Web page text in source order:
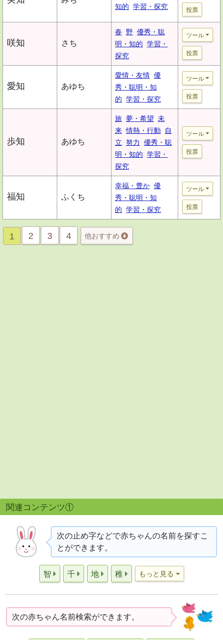
知的 学習・探究 投票
咲知 さち
春 野 優秀・聡
明・知的 学習・
探究
ツール
投票
愛知 あゆち
愛情・友情 優
秀・聡明・知
的 学習・探究
ツール
投票
歩知 あゆち
旅 夢・希望 未
来 情熱・行動
自
立 努力
優秀・聡
明・知的 学習・
探究
ツール
投票
福知 ふくち
幸福・豊か 優
秀・聡明・知
的 学習・探究
ツール
投票
1 2 3 4 他おすすめ
関連コンテンツ①
次の止め字などで赤ちゃんの名前を探すこ
とができます。
智 千 地 稚 もっと見る
次の赤ちゃん名前検索ができます。